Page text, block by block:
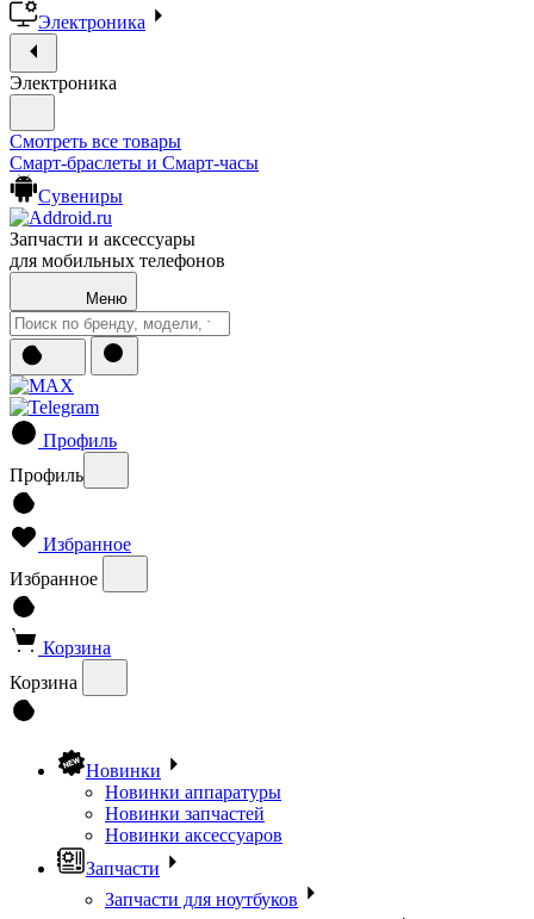
Электроника
Электроника
Смотреть все товары
Смарт-браслеты и Смарт-часы
Сувениры
Запчасти и аксессуары
для мобильных телефонов
Меню
Профиль
Профиль
Избранное
Избранное
Корзина
Корзина
Новинки
Новинки аппаратуры
Новинки запчастей
Новинки аксессуаров
Запчасти
Запчасти для ноутбуков